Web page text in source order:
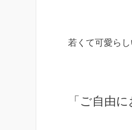
若くて可愛ら
「ご自由